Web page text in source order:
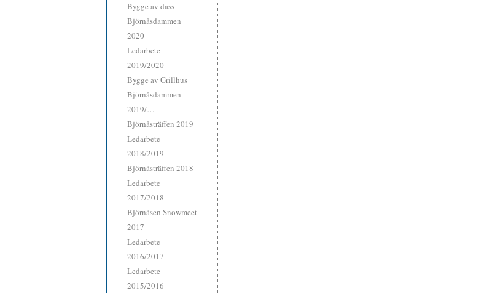
Bygge av dass
Björnåsdammen
2020
Ledarbete
2019/2020
Bygge av Grillhus
Björnåsdammen
2019/…
Björnåsträffen 2019
Ledarbete
2018/2019
Björnåsträffen 2018
Ledarbete
2017/2018
Björnåsen Snowmeet
2017
Ledarbete
2016/2017
Ledarbete
2015/2016